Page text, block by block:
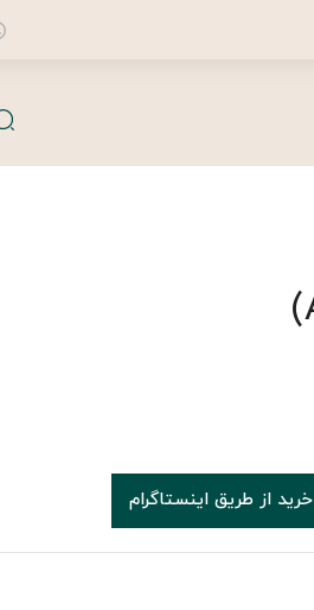
خرید از طریق اینستاگرام